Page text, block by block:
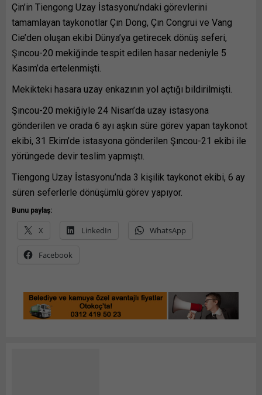
Çin’in Tiengong Uzay İstasyonu’ndaki görevlerini
tamamlayan taykonotlar Çın Dong, Çın Congrui ve Vang
Cie’den oluşan ekibi Dünya’ya getirecek dönüş seferi,
Şıncou-20 mekiğinde tespit edilen hasar nedeniyle 5
Kasım’da ertelenmişti.
Mekikteki hasara uzay enkazının yol açtığı bildirilmişti.
Şıncou-20 mekiğiyle 24 Nisan’da uzay istasyona
gönderilen ve orada 6 ayı aşkın süre görev yapan taykonot
ekibi, 31 Ekim’de istasyona gönderilen Şıncou-21 ekibi ile
yörüngede devir teslim yapmıştı.
Tiengong Uzay İstasyonu’nda 3 kişilik taykonot ekibi, 6 ay
süren seferlerle dönüşümlü görev yapıyor.
Bunu paylaş:
X LinkedIn WhatsApp
Facebook